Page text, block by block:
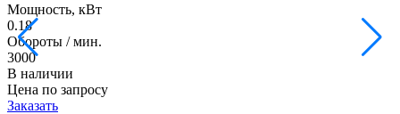
Мощность, кВт
0.18
Обороты / мин.
3000
В наличии
Цена по запросу
Заказать